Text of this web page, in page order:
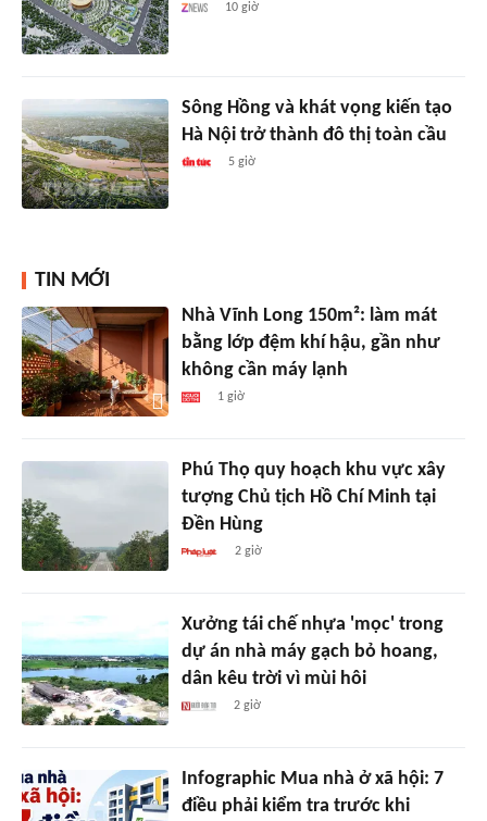
10 giờ
Sông Hồng và khát vọng kiến tạo
Hà Nội trở thành đô thị toàn cầu
5 giờ
TIN MỚI
Nhà Vĩnh Long 150m²: làm mát
bằng lớp đệm khí hậu, gần như
không cần máy lạnh
1 giờ
Phú Thọ quy hoạch khu vực xây
tượng Chủ tịch Hồ Chí Minh tại
Đền Hùng
2 giờ
Xưởng tái chế nhựa 'mọc' trong
dự án nhà máy gạch bỏ hoang,
dân kêu trời vì mùi hôi
2 giờ
Infographic Mua nhà ở xã hội: 7
điều phải kiểm tra trước khi